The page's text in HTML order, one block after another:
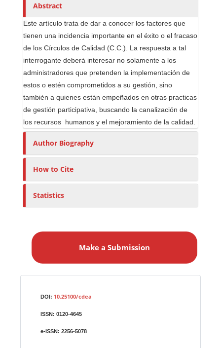
Abstract
Este artículo trata de dar a conocer los factores que
tienen una incidencia importante en el éxito o el fracaso
de los Círculos de Calidad (C.C.). La respuesta a tal
interrogante deberá interesar no solamente a los
administradores que pretenden la implementación de
estos o estén comprometidos a su gestión, sino
también a quienes están empeñados en otras practicas
de gestión participativa, buscando la canalización de
los recursos humanos y el mejoramiento de la calidad.
Author Biography
How to Cite
Statistics
a
Make a Submission
DOI: 10.25100/cdea
ISSN:0120-4645
e-ISSN: 2256-5078